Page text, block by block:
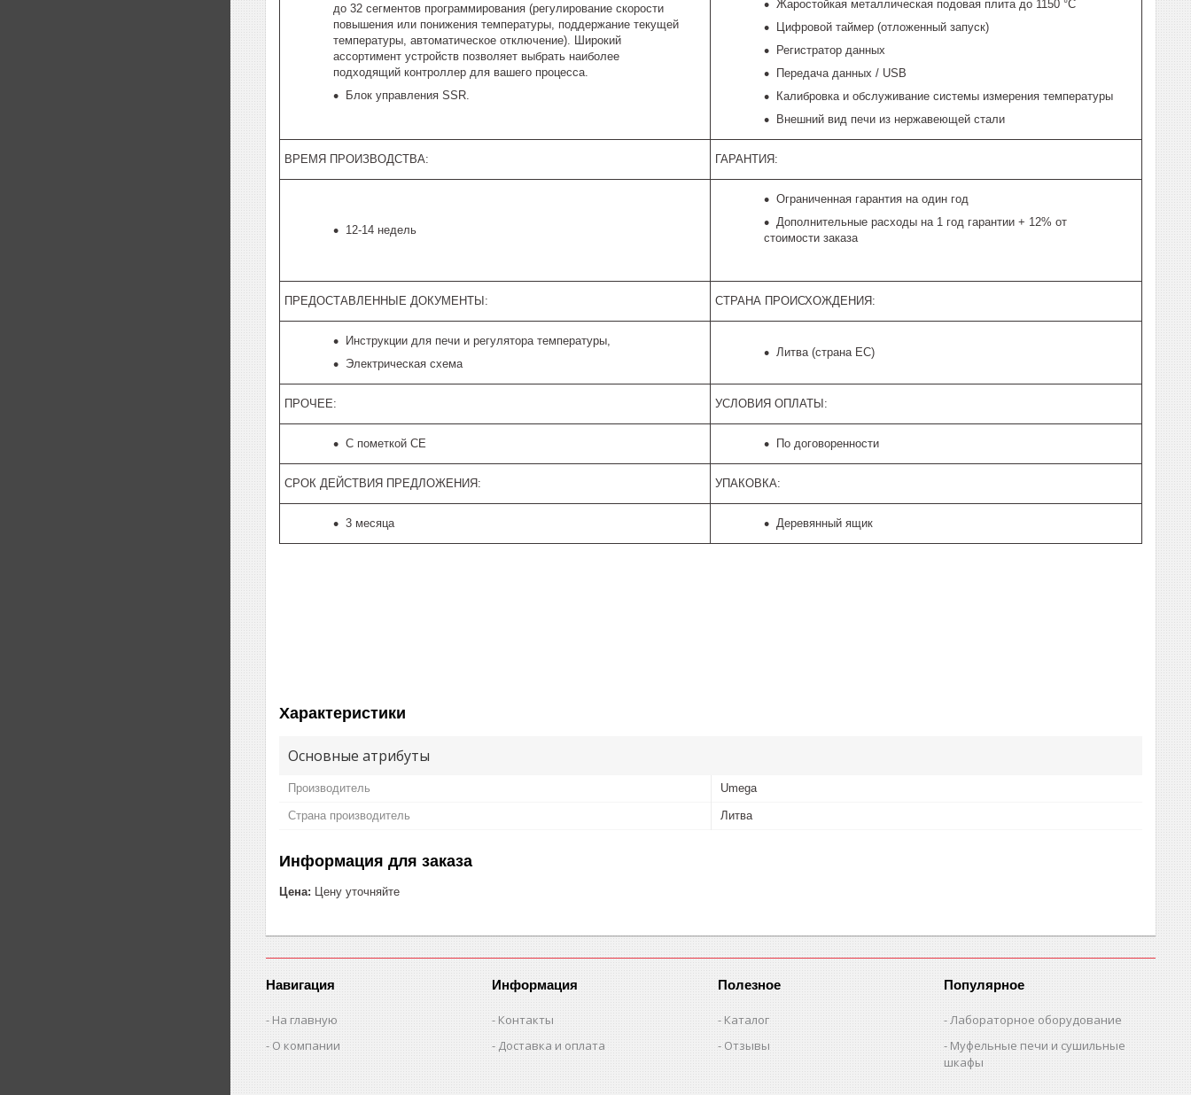
до 32 сегментов программирования (регулирование скорости
повышения или понижения температуры, поддержание текущей
температуры, автоматическое отключение). Широкий
ассортимент устройств позволяет выбрать наиболее
подходящий контроллер для вашего процесса.
Блок управления SSR.
Жаростойкая металлическая подовая плита до 1150 °C
Цифровой таймер (отложенный запуск)
Регистратор данных
Передача данных / USB
Калибровка и обслуживание системы измерения температуры
Внешний вид печи из нержавеющей стали
ВРЕМЯ ПРОИЗВОДСТВА: ГАРАНТИЯ:
12-14 недель
Ограниченная гарантия на один год
Дополнительные расходы на 1 год гарантии + 12% от
стоимости заказа
ПРЕДОСТАВЛЕННЫЕ ДОКУМЕНТЫ: СТРАНА ПРОИСХОЖДЕНИЯ:
Инструкции для печи и регулятора температуры,
Электрическая схема
Литва (страна ЕС)
ПРОЧЕЕ: УСЛОВИЯ ОПЛАТЫ:
С пометкой CE По договоренности
СРОК ДЕЙСТВИЯ ПРЕДЛОЖЕНИЯ: УПАКОВКА:
3 месяца Деревянный ящик
Характеристики
Основные атрибуты
Производитель Umega
Страна производитель Литва
Информация для заказа
Цена: Цену уточняйте
Навигация
На главную
О компании
Информация
Контакты
Доставка и оплата
Полезное
Каталог
Отзывы
Популярное
Лабораторное оборудование
Муфельные печи и сушильные
шкафы